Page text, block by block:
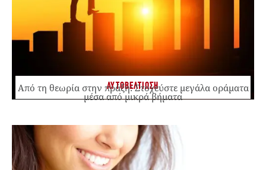
ΑΥΤΟΒΕΛΤΙΩΣΗ
Από τη θεωρία στην πράξη: Στοχεύστε μεγάλα οράματα
μέσα από μικρά βήματα